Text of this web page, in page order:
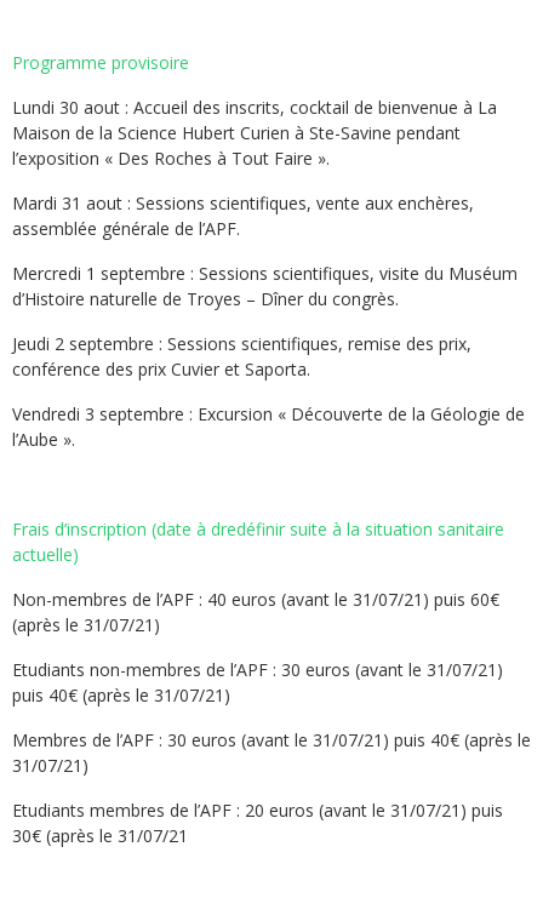
Programme provisoire
Lundi 30 aout : Accueil des inscrits, cocktail de bienvenue à La
Maison de la Science Hubert Curien à Ste-Savine pendant
l’exposition « Des Roches à Tout Faire ».
Mardi 31 aout : Sessions scientifiques, vente aux enchères,
assemblée générale de l’APF.
Mercredi 1 septembre : Sessions scientifiques, visite du Muséum
d’Histoire naturelle de Troyes – Dîner du congrès.
Jeudi 2 septembre : Sessions scientifiques, remise des prix,
conférence des prix Cuvier et Saporta.
Vendredi 3 septembre : Excursion « Découverte de la Géologie de
l’Aube ».
Frais d’inscription (date à dredéfinir suite à la situation sanitaire
actuelle)
Non-membres de l’APF : 40 euros (avant le 31/07/21) puis 60€
(après le 31/07/21)
Etudiants non-membres de l’APF : 30 euros (avant le 31/07/21)
puis 40€ (après le 31/07/21)
Membres de l’APF : 30 euros (avant le 31/07/21) puis 40€ (après le
31/07/21)
Etudiants membres de l’APF : 20 euros (avant le 31/07/21) puis
30€ (après le 31/07/21